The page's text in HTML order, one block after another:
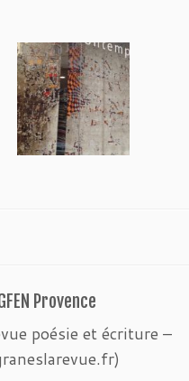
Provence
poésie et écriture –